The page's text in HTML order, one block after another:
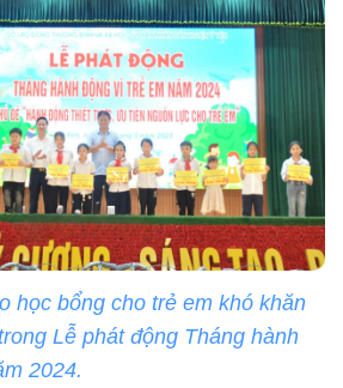
học bổng cho trẻ em khó khăn
Lễ phát động Tháng hành
2024.